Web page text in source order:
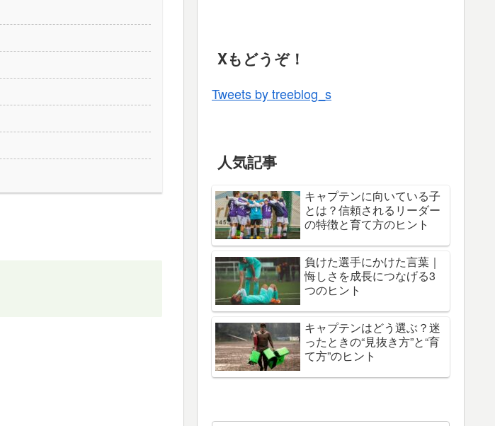
Xもどうぞ！
Tweets by treeblog_s
人気記事
キャプテンに向いている子
とは？信頼されるリーダー
の特徴と育て方のヒント
負けた選手にかけた言葉｜
悔しさを成長につなげる3
つのヒント
キャプテンはどう選ぶ？迷
ったときの“見抜き方”と“育
て方”のヒント